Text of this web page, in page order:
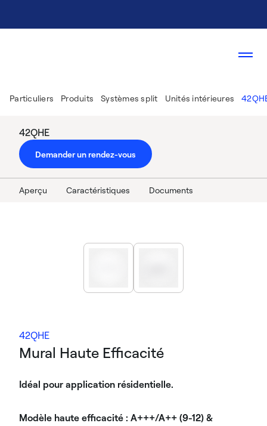
Particuliers Produits Systèmes split Unités intérieures
42QHE
Demander un rendez-vous
Aperçu Caractéristiques Documents
42QHE
Mural Haute Efficacité
Idéal pour application résidentielle.
Modèle haute efficacité : A+++/A++ (9-12) &